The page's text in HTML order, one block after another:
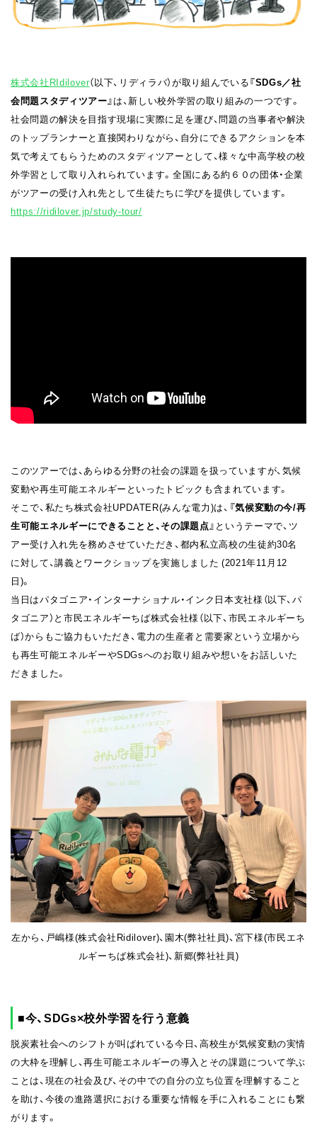
株式会社RIdilover（以下、リディラバ）が取り組んでいる『SDGs／社
会問題スタディツアー』は、新しい校外学習の取り組みの一つです。
社会問題の解決を目指す現場に実際に足を運び、問題の当事者や解決
のトップランナーと直接関わりながら、自分にできるアクションを本
気で考えてもらうためのスタディツアーとして、様々な中高学校の校
外学習として取り入れられています。全国にある約６０の団体・企業
がツアーの受け入れ先として生徒たちに学びを提供しています。
https://ridilover.jp/study-tour/
このツアーでは、あらゆる分野の社会の課題を扱っていますが、気候
変動や再生可能エネルギーといったトピックも含まれています。
そこで、私たち株式会社UPDATER(みんな電力)は、 『気候変動の今/再
生可能エネルギーにできることと、その課題点』 というテーマで、ツ
アー受け入れ先を務めさせていただき、都内私立高校の生徒約30名
に対して、講義とワークショップを実施しました (2021年11月12
日)。
当日はパタゴニア・インターナショナル・インク日本支社様（以下、パ
タゴニア）と市民エネルギーちば株式会社様（以下、市民エネルギーち
ば）からもご協力もいただき、電力の生産者と需要家という立場から
も再生可能エネルギーやSDGsへのお取り組みや想いをお話しいた
だきました。
左から、戸嶋様(株式会社Ridilover)、園木(弊社社員)、宮下様(市民エネ
ルギーちば株式会社)、新郷(弊社社員)
■今、SDGs×校外学習を行う意義
脱炭素社会へのシフトが叫ばれている今日、高校生が気候変動の実情
の大枠を理解し、再生可能エネルギーの導入とその課題について学ぶ
ことは、現在の社会及び、その中での自分の立ち位置を理解すること
を助け、今後の進路選択における重要な情報を手に入れることにも繋
がります。